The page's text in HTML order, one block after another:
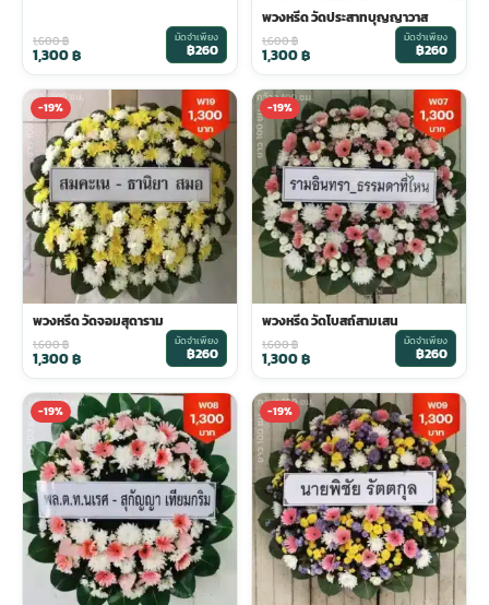
1,600฿
1,300฿
มัดจำเพียง
฿260
พวงหรีด วัดประสาทบุญญาวาส
1,600฿
1,300฿
มัดจำเพียง
฿260
-19%
พวงหรีด วัดจอมสุดาราม
1,600฿
1,300฿
มัดจำเพียง
฿260
-19%
พวงหรีด วัดโบสถ์สามเสน
1,600฿
1,300฿
มัดจำเพียง
฿260
-19% -19%